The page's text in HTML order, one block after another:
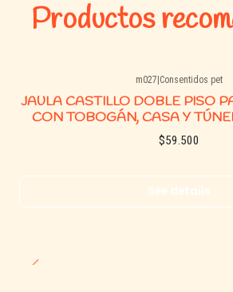
Productos
m027 Consentidos pet
JAULA CASTILLO DOBLE PISO
CON TOBOGÁN, CASA Y
$59.500
See details